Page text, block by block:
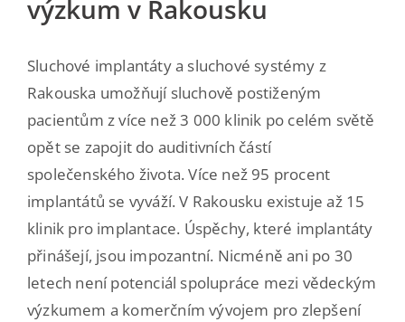
výzkum v Rakousku
Sluchové implantáty a sluchové systémy z
Rakouska umožňují sluchově postiženým
pacientům z více než 3 000 klinik po celém světě
opět se zapojit do auditivních částí
společenského života. Více než 95 procent
implantátů se vyváží. V Rakousku existuje až 15
klinik pro implantace. Úspěchy, které implantáty
přinášejí, jsou impozantní. Nicméně ani po 30
letech není potenciál spolupráce mezi vědeckým
výzkumem a komerčním vývojem pro zlepšení